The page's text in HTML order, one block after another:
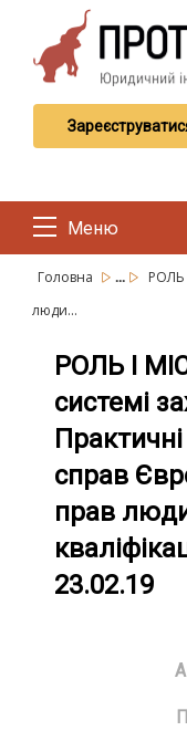
Меню
Головна ...
РОЛЬ
люди...
РОЛЬ І
системі
справ
прав
23.02.19